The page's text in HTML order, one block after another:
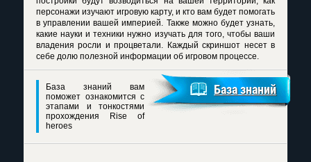
персонажи изучают игровую карту, и кто вам будет помогать
в управлении вашей империей. Также можно будет узнать,
какие науки и техники нужно изучать для того, чтобы ваши
владения росли и процветали. Каждый скриншот несет в
себе долю полезной информации об игровом процессе.
База знаний вам
поможет ознакомится с
этапами и тонкостями
прохождения Rise of
heroes
База знаний